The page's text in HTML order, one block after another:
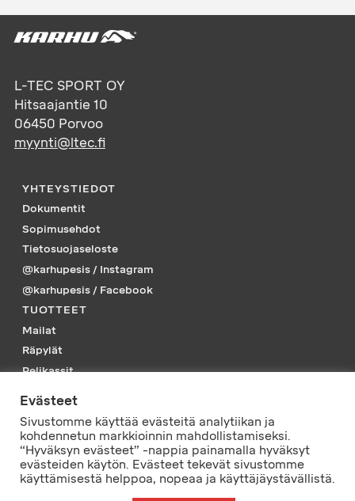
L-TEC SPORT OY
Hitsaajantie 10
06450 Porvoo
myynti@ltec.fi
YHTEYSTIEDOT
Dokumentit
Sopimusehdot
Tietosuojaseloste
@karhupesis / Instagram
@karhupesis / Facebook
TUOTTEET
Mailat
Räpylät
Pelikassit
Vaatteet
PELISSÄ MUKANA
Evästeet
Sivustomme käyttää evästeitä analytiikan ja
kohdennetun markkioinnin mahdollistamiseksi.
“Hyväksyn evästeet” -nappia painamalla hyväksyt
evästeiden käytön. Evästeet tekevät sivustomme
käyttämisestä helppoa, nopeaa ja käyttäjäystävällistä.